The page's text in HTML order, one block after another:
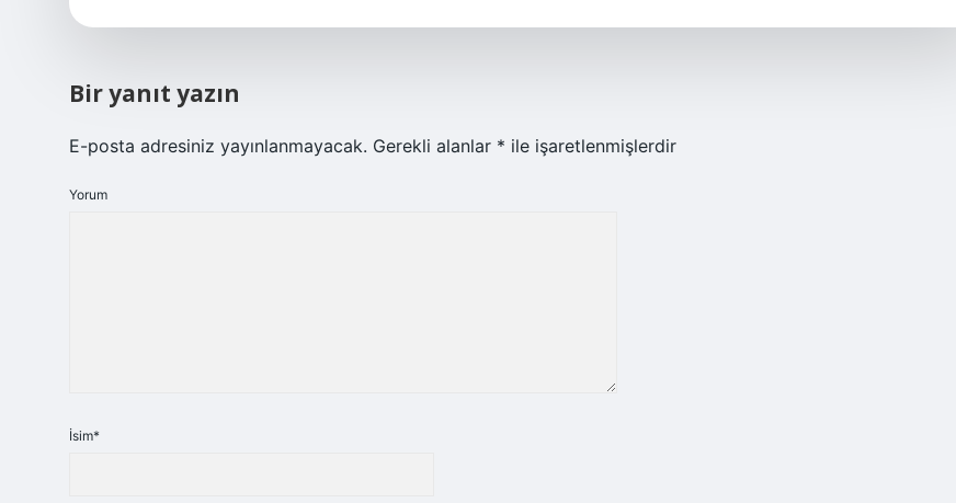
Bir yanıt yazın
E-posta adresiniz yayınlanmayacak. Gerekli alanlar * ile işaretlenmişlerdir
Yorum
İsim*